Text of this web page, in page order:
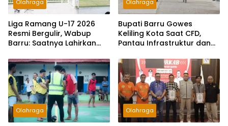
Olahraga
Liga Ramang U-17 2026
Resmi Bergulir, Wabup
Barru: Saatnya Lahirkan
Olahraga
Bupati Barru Gowes
Keliling Kota Saat CFD,
Pantau Infrastruktur dan
Olahraga Olahraga